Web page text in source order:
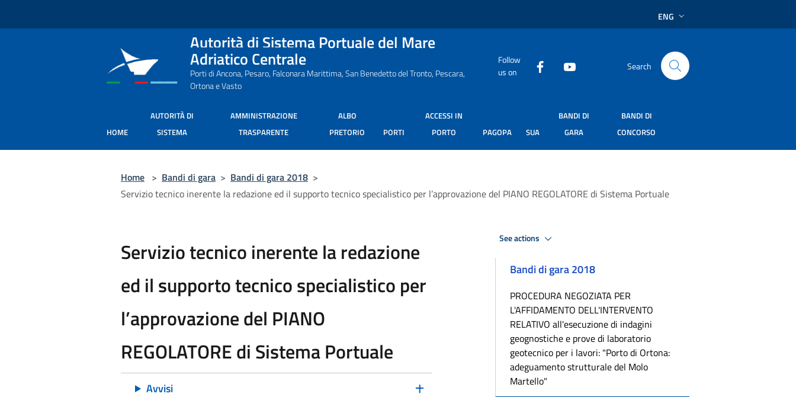
ENG
Autorità di Sistema Portuale del Mare
Adriatico Centrale
Porti di Ancona, Pesaro, Falconara Marittima, San Benedetto del Tronto, Pescara,
Ortona e Vasto
Follow
us on
Search
HOME
AUTORITÀ DI
SISTEMA
AMMINISTRAZIONE
TRASPARENTE
ALBO
PRETORIO
PORTI
ACCESSI IN
PORTO
PAGOPA SUA
BANDI DI
GARA
BANDI DI
CONCORSO
Home > Bandi di gara > Bandi di gara 2018 >
Servizio tecnico inerente la redazione ed il supporto tecnico specialistico per l’approvazione del PIANO REGOLATORE di Sistema Portuale
Servizio tecnico inerente la redazione
ed il supporto tecnico specialistico per
l’approvazione del PIANO
REGOLATORE di Sistema Portuale
Avvisi
See actions
Bandi di gara 2018
PROCEDURA NEGOZIATA PER
L'AFFIDAMENTO DELL'INTERVENTO
RELATIVO all'esecuzione di indagini
geognostiche e prove di laboratorio
geotecnico per i lavori: "Porto di Ortona:
adeguamento strutturale del Molo
Martello"